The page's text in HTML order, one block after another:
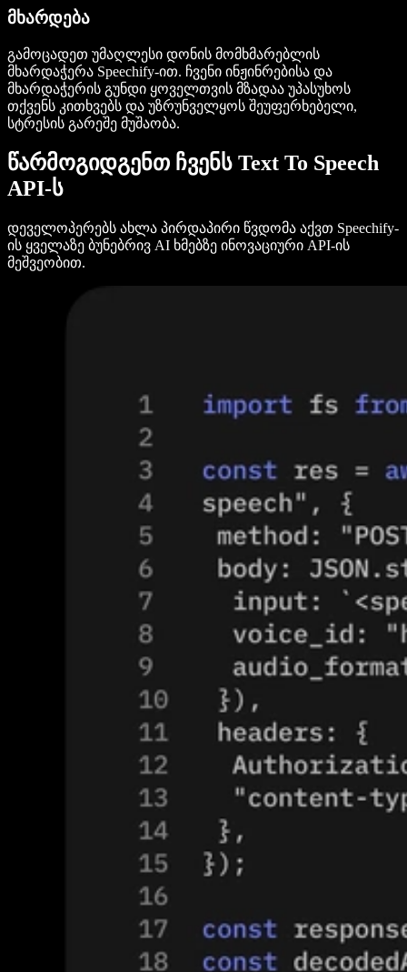
მხარდება
გამოცადეთ უმაღლესი დონის მომხმარებლის
მხარდაჭერა Speechify-ით. ჩვენი ინჟინრებისა და
მხარდაჭერის გუნდი ყოველთვის მზადაა უპასუხოს
თქვენს კითხვებს და უზრუნველყოს შეუფერხებელი,
სტრესის გარეშე მუშაობა.
წარმოგიდგენთ ჩვენს Text To Speech
API-ს
დეველოპერებს ახლა პირდაპირი წვდომა აქვთ Speechify-
ის ყველაზე ბუნებრივ AI ხმებზე ინოვაციური API-ის
მეშვეობით.